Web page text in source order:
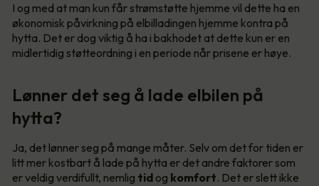
I og med at man kun får strømstøtte hjemme vil dette ha en
økonomisk påvirkning på elbilladingen hjemme kontra på
hytta. Det er dog viktig å ha i bakhodet at dette kun er en
midlertidig støtteordning i en periode når prisene er høye.
Lønner det seg å lade elbilen på
hytta?
Ja, det lønner seg på mange måter. Selv om det for tiden er
litt mer kostbart å lade på hytta er det andre faktorer som
er veldig verdifullt, nemlig tid og komfort. Det er slett ikke